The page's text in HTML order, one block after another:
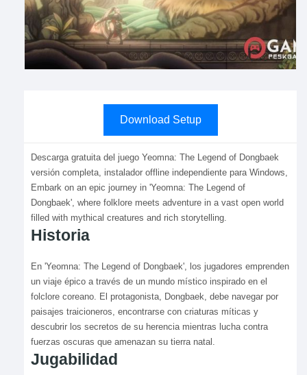
Download Setup
Descarga gratuita del juego Yeomna: The Legend of Dongbaek
versión completa, instalador offline independiente para Windows,
Embark on an epic journey in 'Yeomna: The Legend of
Dongbaek', where folklore meets adventure in a vast open world
filled with mythical creatures and rich storytelling.
Historia
En 'Yeomna: The Legend of Dongbaek', los jugadores emprenden
un viaje épico a través de un mundo místico inspirado en el
folclore coreano. El protagonista, Dongbaek, debe navegar por
paisajes traicioneros, encontrarse con criaturas míticas y
descubrir los secretos de su herencia mientras lucha contra
fuerzas oscuras que amenazan su tierra natal.
Jugabilidad